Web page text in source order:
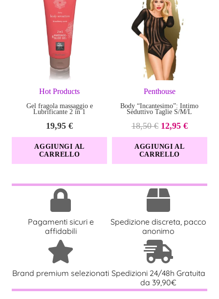
Hot Products
Gel fragola massaggio e
Lubrificante 2 in 1
19,95€
AGGIUNGI AL
CARRELLO
Penthouse
Body “Incantesimo”: Intimo
Seduttivo Taglie S/M/L
18,50€ Il
prezzo
originale
era:
12,95 €Il
prezzo
è:
AGGIUNGI AL
CARRELLO
Pagamenti sicuri e
affidabili
Spedizione discreta, pacco
anonimo
Brand premium selezionati Spedizioni 24/48h Gratuita
da 39,90€